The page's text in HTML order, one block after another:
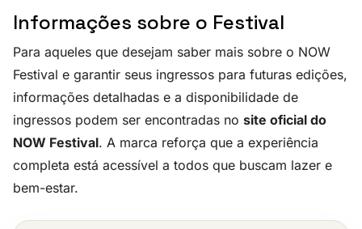
Informações sobre o Festival
Para aqueles que desejam saber mais sobre o NOW
Festival e garantir seus ingressos para futuras edições,
informações detalhadas e a disponibilidade de
ingressos podem ser encontradas no site oficial do
NOW Festival. A marca reforça que a experiência
completa está acessível a todos que buscam lazer e
bem-estar.